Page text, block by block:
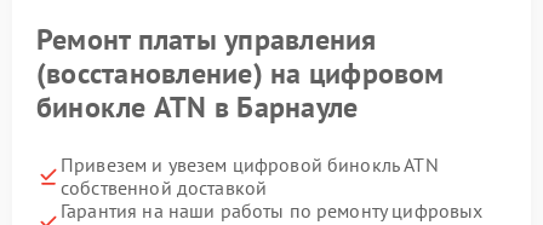
Ремонт платы управления
(восстановление) на цифровом
бинокле ATN в Барнауле
Привезем и увезем цифровой бинокль ATN
собственной доставкой
Гарантия на наши работы по ремонту цифровых